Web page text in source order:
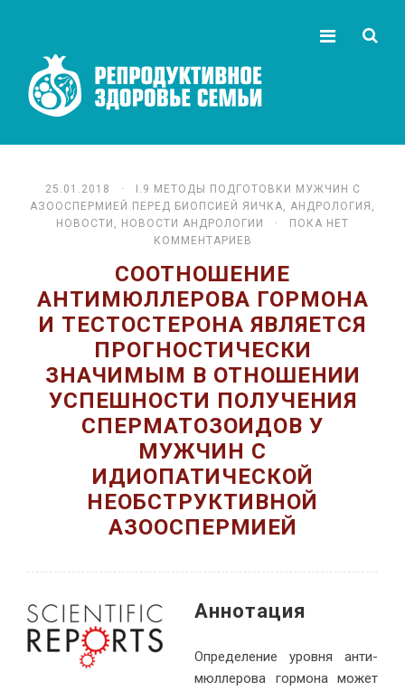
25.01.2018 ·
I.9 МЕ­ТО­ДЫ ПОД­ГО­ТОВ­КИ МУЖ­ЧИН С
АЗООС­ПЕР­МИ­ЕЙ ПЕ­РЕД БИОП­СИ­ЕЙ ЯИЧ­КА, АНДРОЛОГИЯ ,
НОВОСТИ , НОВОСТИ АНДРОЛОГИИ
· ПОКА НЕТ
КОММЕНТАРИЕВ
СООТНОШЕНИЕ
АНТИМЮЛЛЕРОВА ГОРМОНА
И ТЕСТОСТЕРОНА ЯВЛЯЕТСЯ
ПРОГНОСТИЧЕСКИ
ЗНАЧИМЫМ В ОТНОШЕНИИ
УСПЕШНОСТИ ПОЛУЧЕНИЯ
СПЕРМАТОЗОИДОВ У
МУЖЧИН С
ИДИОПАТИЧЕСКОЙ
НЕОБСТРУКТИВНОЙ
АЗООСПЕРМИЕЙ
Ан­но­тация
Опре­де­ле­ние уров­ня ан­ти­
мюл­ле­ро­ва гор­мо­на мо­жет